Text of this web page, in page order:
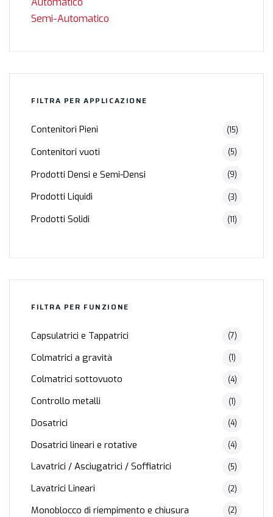
Semi-Automatico
FILTRA PER APPLICAZIONE
Contenitori Pieni (15)
Contenitori vuoti (5)
Prodotti Densi e Semi-Densi (9)
Prodotti Liquidi (3)
Prodotti Solidi (11)
FILTRA PER FUNZIONE
Capsulatrici e Tappatrici (7)
Colmatrici a gravità (1)
Colmatrici sottovuoto (4)
Controllo metalli (1)
Dosatrici (4)
Dosatrici lineari e rotative (4)
Lavatrici / Asciugatrici / Soffiatrici (5)
Lavatrici Lineari (2)
Monoblocco di riempimento e chiusura (2)